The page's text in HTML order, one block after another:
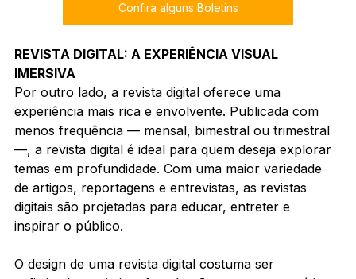
Confira alguns Boletins
REVISTA DIGITAL: A EXPERIÊNCIA VISUAL
IMERSIVA
Por outro lado, a revista digital oferece uma
experiência mais rica e envolvente. Publicada com
menos frequência — mensal, bimestral ou trimestral
—, a revista digital é ideal para quem deseja explorar
temas em profundidade. Com uma maior variedade
de artigos, reportagens e entrevistas, as revistas
digitais são projetadas para educar, entreter e
inspirar o público.
O design de uma revista digital costuma ser